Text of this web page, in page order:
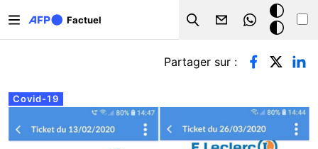
Factuel
Search
Mode
sombre
Onglets principaux
Covid-19
Partager sur :